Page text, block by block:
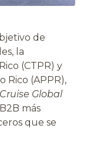
de
la
(CTPR) y
Rico (APPR),
Global
más
que se